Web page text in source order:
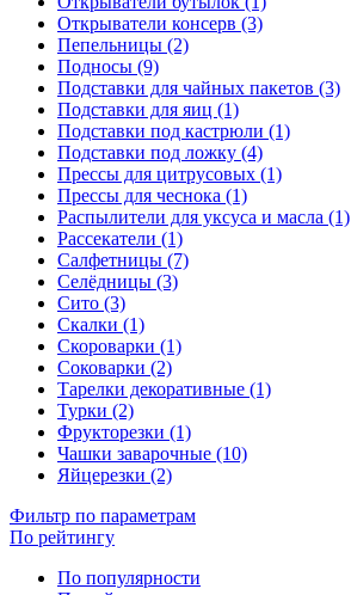
Открыватели консерв (3)
Пепельницы (2)
Подносы (9)
Подставки для чайных пакетов (3)
Подставки для яиц (1)
Подставки под кастрюли (1)
Подставки под ложку (4)
Прессы для цитрусовых (1)
Прессы для чеснока (1)
Распылители для уксуса и масла (1)
Рассекатели (1)
Салфетницы (7)
Селёдницы (3)
Сито (3)
Скалки (1)
Скороварки (1)
Соковарки (2)
Тарелки декоративные (1)
Турки (2)
Фрукторезки (1)
Чашки заварочные (10)
Яйцерезки (2)
Фильтр по параметрам
По рейтингу
По популярности